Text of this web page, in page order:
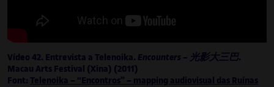
Vídeo 42. Entrevista a Telenoika. Encounters – 光影大三巴.
Macau Arts Festival (Xina) (2011)
Font: Telenoika – “Encontros” – mapping audiovisual das Ruínas
Ciutat i Ciència de Barcelona (2019 i 2021),